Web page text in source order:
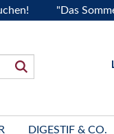
"Das
DIGESTIF & CO.